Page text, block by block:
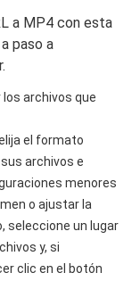
a MP4 con esta
paso a
archivos que
el formato
archivos e
menores
o ajustar la
seleccione un lugar
y, si
clic en el botón